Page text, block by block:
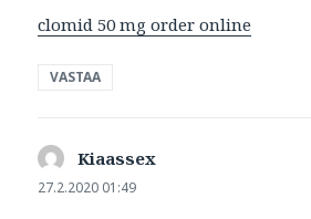
clomid 50 mg order online
VASTAA
Kiaassex
27.2.2020 01:49